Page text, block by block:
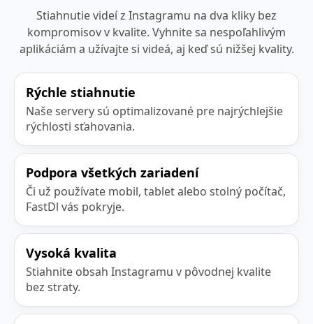
Stiahnutie videí z Instagramu na dva kliky bez
kompromisov v kvalite. Vyhnite sa nespoľahlivým
aplikáciám a užívajte si videá, aj keď sú nižšej kvality.
Rýchle stiahnutie
Naše servery sú optimalizované pre najrýchlejšie
rýchlosti sťahovania.
Podpora všetkých zariadení
Či už používate mobil, tablet alebo stolný počítač,
FastDl vás pokryje.
Vysoká kvalita
Stiahnite obsah Instagramu v pôvodnej kvalite
bez straty.